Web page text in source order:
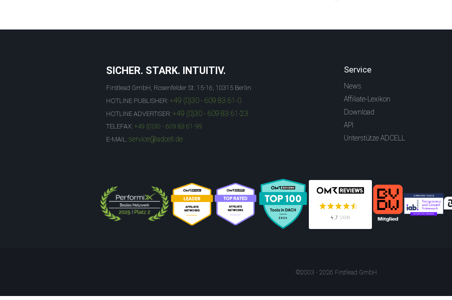
SICHER. STARK. INTUITIV.
Firstlead GmbH, Rosenfelder St. 15-16, 10315 Berlin
HOTLINE PUBLISHER: +49 (0)30 - 609 83 61-0
HOTLINE ADVERTISER: +49 (0)30 - 609 83 61-23
TELEFAX: +49 (0)30 - 609 83 61-99
E-MAIL: service@adcell.de
Service
News
Affiliate-Lexikon
Download
API
Unterstütze ADCELL
©2003 - 2026 Firstlead GmbH